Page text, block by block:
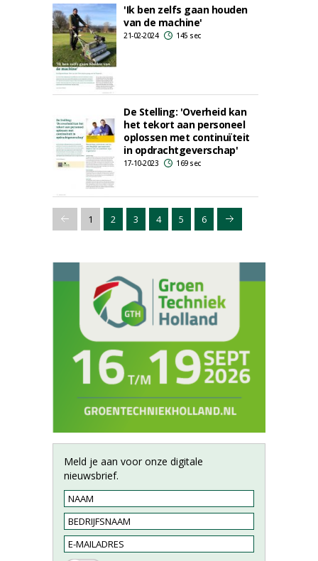
'Ik ben zelfs gaan houden
van de machine'
21-02-2024 145 sec
De Stelling: 'Overheid kan
het tekort aan personeel
oplossen met continuïteit
in opdrachtgeverschap'
17-10-2023 169 sec
1 2 3 4 5 6
Meld je aan voor onze digitale
nieuwsbrief.